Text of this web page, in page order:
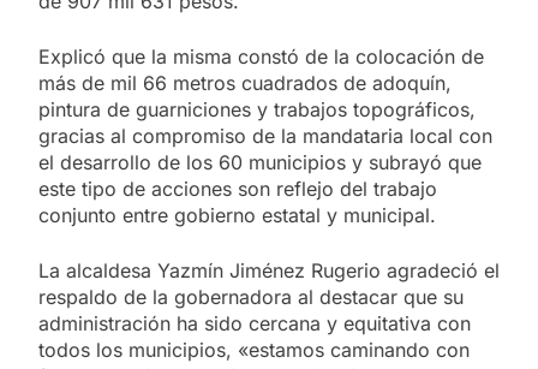
Explicó que la misma constó de la colocación de
más de mil 66 metros cuadrados de adoquín,
pintura de guarniciones y trabajos topográficos,
gracias al compromiso de la mandataria local con
el desarrollo de los 60 municipios y subrayó que
este tipo de acciones son reflejo del trabajo
conjunto entre gobierno estatal y municipal.
La alcaldesa Yazmín Jiménez Rugerio agradeció el
respaldo de la gobernadora al destacar que su
administración ha sido cercana y equitativa con
todos los municipios, «estamos caminando con